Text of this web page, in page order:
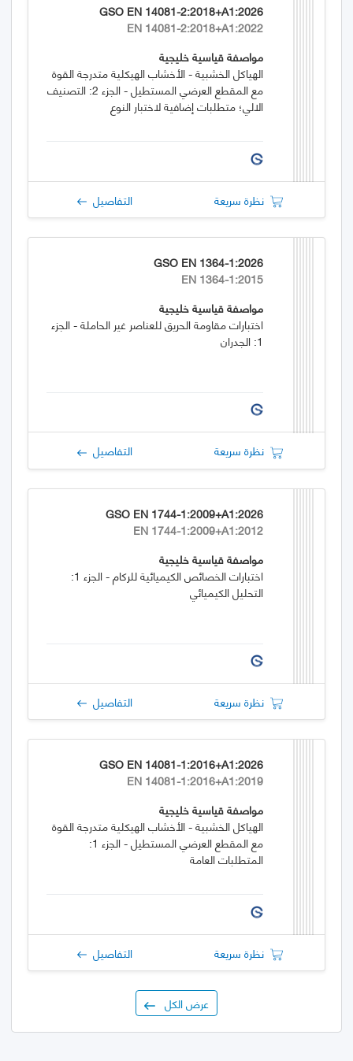
GSO EN 14081-2:2018+A1:2026
EN 14081-2:2018+A1:2022
مواصفة قياسية خليجية
الهياكل الخشبية - الأخشاب الهيكلية متدرجة القوة
مع المقطع العرضي المستطيل - الجزء 2: التصنيف
الالي؛ متطلبات إضافية لاختبار النوع
نظرة سريعة التفاصيل
GSO EN 1364-1:2026
EN 1364-1:2015
مواصفة قياسية خليجية
اختبارات مقاومة الحريق للعناصر غير الحاملة - الجزء
1: الجدران
نظرة سريعة التفاصيل
GSO EN 1744-1:2009+A1:2026
EN 1744-1:2009+A1:2012
مواصفة قياسية خليجية
اختبارات الخصائص الكيميائية للركام - الجزء 1:
التحليل الكيميائي
نظرة سريعة التفاصيل
GSO EN 14081-1:2016+A1:2026
EN 14081-1:2016+A1:2019
مواصفة قياسية خليجية
الهياكل الخشبية - الأخشاب الهيكلية متدرجة القوة
مع المقطع العرضي المستطيل - الجزء 1:
المتطلبات العامة
نظرة سريعة التفاصيل
عرض الكل